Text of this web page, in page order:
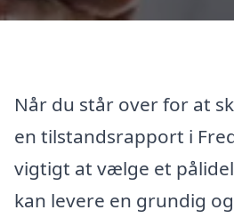
Når du står over for at
en tilstandsrapport i
vigtigt at vælge et
kan levere en grundig